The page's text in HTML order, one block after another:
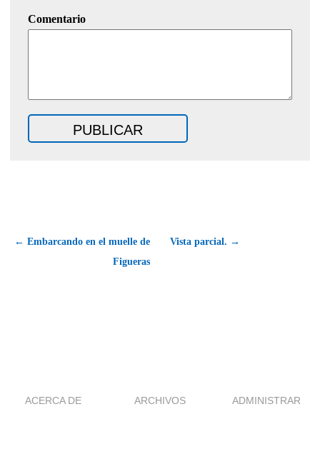
Comentario
← Embarcando en el muelle de
Figueras
Vista parcial. →
ACERCA DE ARCHIVOS ADMINISTRAR